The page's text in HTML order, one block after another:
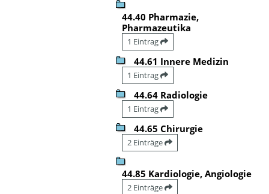
44.40 Pharmazie,
Pharmazeutika
1 Eintrag
44.61 Innere Medizin
1 Eintrag
44.64 Radiologie
1 Eintrag
44.65 Chirurgie
2 Einträge
44.85 Kardiologie, Angiologie
2 Einträge